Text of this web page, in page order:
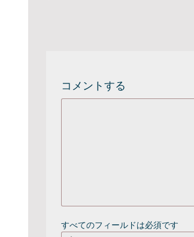
コメントする
すべてのフィールドは必須です